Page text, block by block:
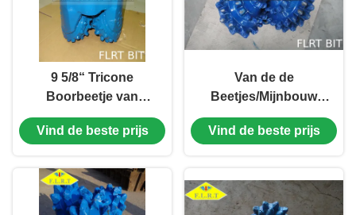
9 5/8“ Tricone
Boorbeetje van
FSA517GT/Drie
Kegelbeetje met het In
Snijder
Vind de beste prijs
Van de de
Beetjes/Mijnbouw
Boor van de
olieveldboor de
Maatbescherming
Vind de beste prijs